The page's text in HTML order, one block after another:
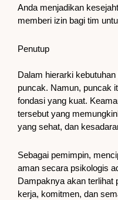
Anda menjadikan
memberi izin bagi tim
Penutup
Dalam hierarki
puncak. Namun, puncak
fondasi yang kuat.
tersebut yang
yang sehat, dan
Sebagai pemimpin,
aman secara psikologis
Dampaknya akan terlihat
kerja, komitmen, dan